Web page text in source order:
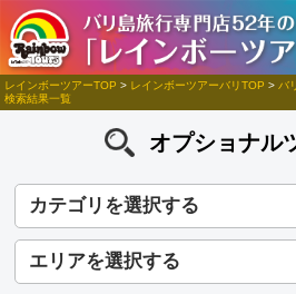
レインボーツアーTOP > レインボーツアーバリTOP > バ
検索結果一覧
オプショナル
カテゴリを選択する
エリアを選択する